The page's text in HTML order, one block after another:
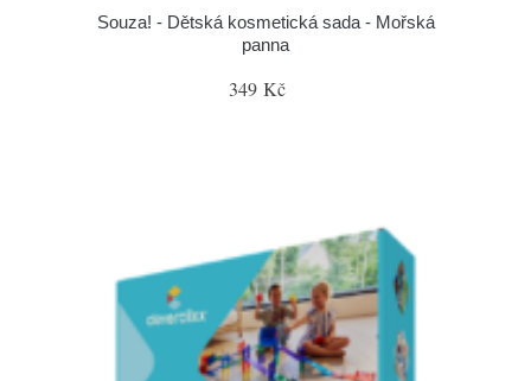
Souza! - Dětská kosmetická sada - Mořská
panna
349 Kč